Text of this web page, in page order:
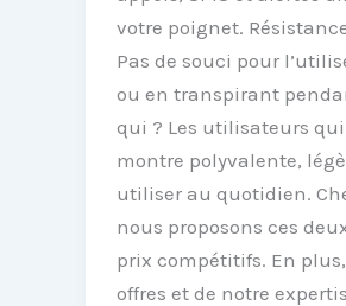
votre poignet.
Pas de souci pour
ou en transpirant
qui ? Les utilisateurs
montre polyvalente,
utiliser au quotidien.
nous proposons ces
prix compétitifs. En
offres et de notre